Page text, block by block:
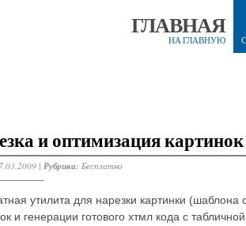
ГЛАВНАЯ
НА ГЛАВНУЮ
и оптимизация картинок
| Рубрика: Бесплатно
утилита для нарезки картинки
и генерации готового хтмл кода с